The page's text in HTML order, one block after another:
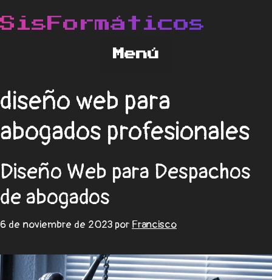
diseño web para
abogados profesionales
Diseño Web para Despachos
de abogados
6 de noviembre de 2023 por Francisco